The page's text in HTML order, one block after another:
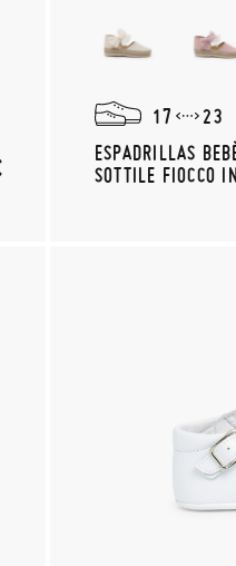
17
23
ESPADRILLAS
SOTTILE FIOCCO